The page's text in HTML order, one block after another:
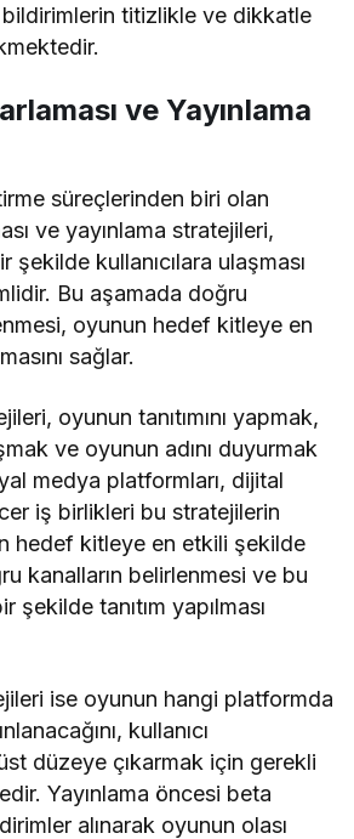
titizlikle ve dikkatle
ve Yayınlama
süreçlerinden biri olan
ve yayınlama stratejileri,
şekilde kullanıcılara ulaşması
Bu aşamada doğru
oyunun hedef kitleye en
sağlar.
oyunun tanıtımını yapmak,
ve oyunun adını duyurmak
medya platformları, dijital
iş birlikleri bu stratejilerin
hedef kitleye en etkili şekilde
kanalların belirlenmesi ve bu
şekilde tanıtım yapılması
ise oyunun hangi platformda
kullanıcı
düzeye çıkarmak için gerekli
Yayınlama öncesi beta
alınarak oyunun olası